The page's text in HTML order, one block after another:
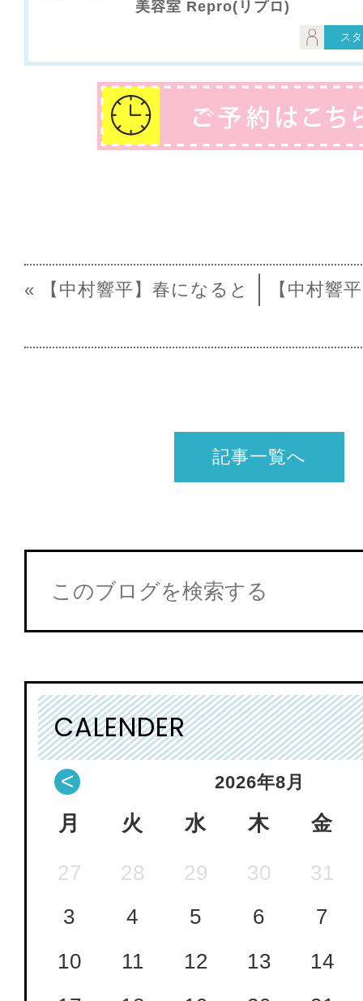
美容室 Repro(リプロ)
ス
« 【中村響平】春になると 【中村響
記事一覧へ
CALENDER
2026年8月
<
月 火 水 木 金
27 28 29 30
31
3
4 5 6
7
10
11 12 13
14